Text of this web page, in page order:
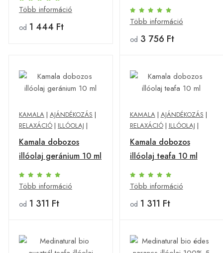
Több információ
od 1 444 Ft
teafaolaj 30 ml
Több információ
od 3 756 Ft
KAMALA | AJÁNDÉKOZÁS |
RELAXÁCIÓ | ILLÓOLAJ |
Kamala dobozos
illóolaj geránium 10 ml
Több információ
od 1 311 Ft
KAMALA| AJÁNDÉKOZÁS |
RELAXÁCIÓ| ILLÓOLAJ |
Kamala dobozos
illóolaj teafa 10 ml
Több információ
od 1 311 Ft